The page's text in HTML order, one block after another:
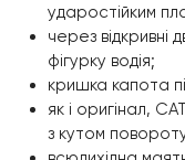
ударостійким
через
фігурку водія;
кришка капота
як і оригінал,
з кутом